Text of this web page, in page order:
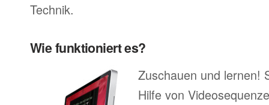
Technik.
Wie funktioniert es?
Zuschauen und lernen!
Hilfe von